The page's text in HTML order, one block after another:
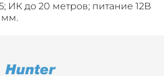
ИК до 20 метров; питание 12В
мм.